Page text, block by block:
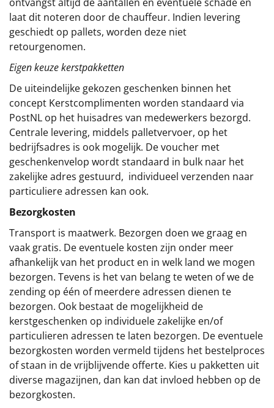
laat dit noteren door de chauffeur. Indien levering
geschiedt op pallets, worden deze niet
retourgenomen.
Eigen keuze kerstpakketten
De uiteindelijke gekozen geschenken binnen het
concept Kerstcomplimenten worden standaard via
PostNL op het huisadres van medewerkers bezorgd.
Centrale levering, middels palletvervoer, op het
bedrijfsadres is ook mogelijk. De voucher met
geschenkenvelop wordt standaard in bulk naar het
zakelijke adres gestuurd, individueel verzenden naar
particuliere adressen kan ook.
Bezorgkosten
Transport is maatwerk. Bezorgen doen we graag en
vaak gratis. De eventuele kosten zijn onder meer
afhankelijk van het product en in welk land we mogen
bezorgen. Tevens is het van belang te weten of we de
zending op één of meerdere adressen dienen te
bezorgen. Ook bestaat de mogelijkheid de
kerstgeschenken op individuele zakelijke en/of
particulieren adressen te laten bezorgen. De eventuele
bezorgkosten worden vermeld tijdens het bestelproces
of staan in de vrijblijvende offerte. Kies u pakketten uit
diverse magazijnen, dan kan dat invloed hebben op de
bezorgkosten.